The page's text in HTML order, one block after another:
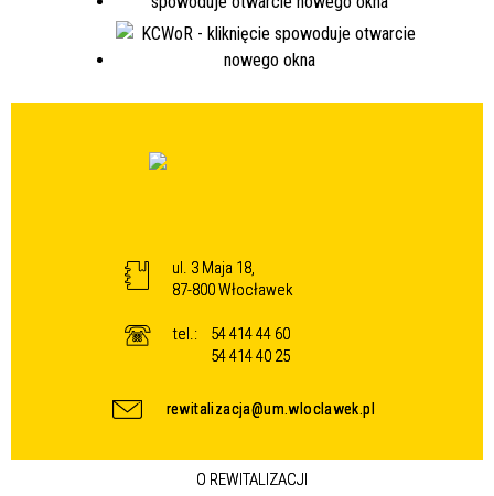
ul. 3 Maja 18,
87-800 Włocławek
tel.:
54 414 44 60
54 414 40 25
rewitalizacja@um.wloclawek.pl
O REWITALIZACJI